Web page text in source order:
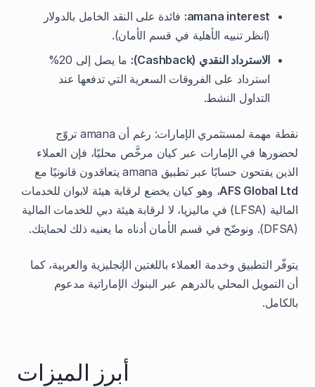
amana interest: فائدة على النقد الخامل بالدولار
(انظر تنبيه الأهلية في قسم الأمان).
الاسترداد النقدي (Cashback):
ما يصل إلى 20%
استرداد على الفروقات السعرية التي تدفعها عند
التداول النشط.
نقطة مهمة لمستثمري الإمارات: رغم أن amana تروّج
لحضورها في الإمارات عبر كيان مرخَّص محليًا، فإن العملاء
الذين يفتحون حسابًا عبر تطبيق amana يتعاقدون قانونيًا مع
AFS Global Ltd، وهو كيان يخضع لرقابة هيئة لابوان للخدمات
المالية (LFSA) في ماليزيا، لا لرقابة هيئة دبي للخدمات المالية
(DFSA). ونوضّح في قسم الأمان أدناه ما يعنيه ذلك لحمايتك.
يتوفّر التطبيق وخدمة العملاء باللغتين الإنجليزية والعربية، كما
أن التمويل المحلي بالدرهم عبر البنوك الإماراتية مدعوم
بالكامل.
أبرز الميزات